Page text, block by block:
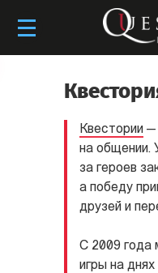
Квестории —
на общении.
за героев
а победу
друзей и
C 2009 года
игры на